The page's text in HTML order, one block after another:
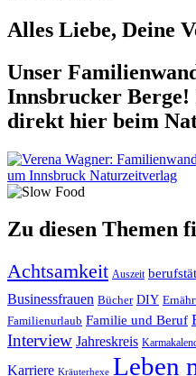
Alles Liebe, Deine
Unser
Innsbrucker Berge!
direkt hier beim
Zu diesen Themen
Achtsamkeit Auszeit
Businessfrauen Bücher DIY
Familienurlaub Familie und Beruf
Interview Jahreskreis
Karriere Kräuterhexe Leben